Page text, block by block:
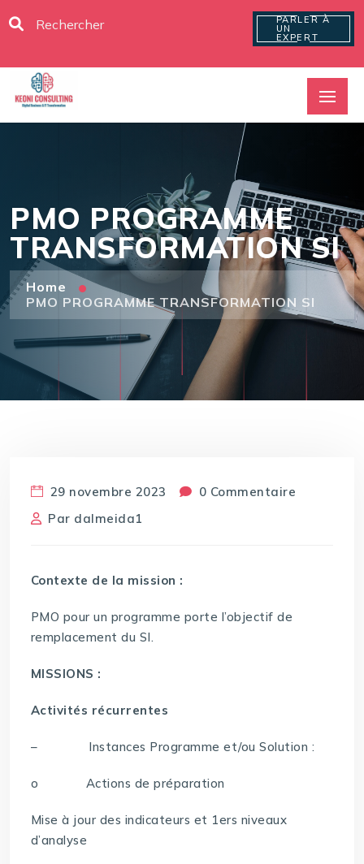
PARLER À
UN
EXPERT
PMO PROGRAMME
TRANSFORMATION SI
Home
PMO PROGRAMME TRANSFORMATION SI
29 novembre 2023
0 Commentaire
Par dalmeida1
Contexte de la mission :
PMO pour un programme porte l’objectif de
remplacement du SI.
MISSIONS :
Activités récurrentes
– Instances Programme et/ou Solution :
o Actions de préparation
Mise à jour des indicateurs et 1ers niveaux
d’analyse